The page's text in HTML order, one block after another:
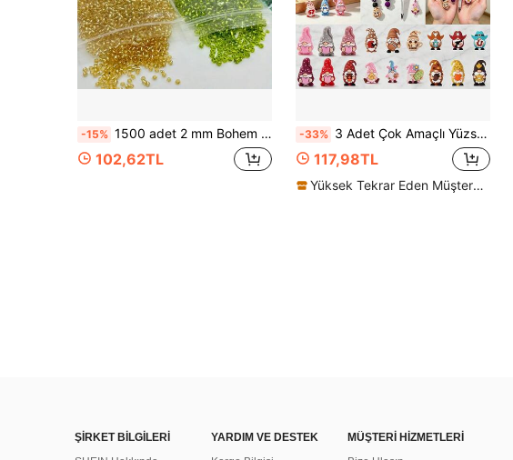
-15% 1500 adet 2 mm Bohem Cam Boncuk, 22 Renk Yüksek Kaliteli Dekoratif Boncuklar, Takı Yapımı, Kendin Yap, Unisex Bilezikler, Kolyeler, El Sanatları Malzemeleri
102,62TL
-33% 3 Adet Çok Amaçlı Yüzsüz Cüce Silikon Boncuk, Tatil/Profesyonel/Günlük Stiller, Yetişkinler İçin El Yapımı DIY Noel Tatil Hediyesi Yapımı, Ev Dekoru ve Diğer Yaratıcı El Sanatları İçin Uygun
117,98TL
Yüksek Tekrar Eden Müşteriler
ŞİRKET BİLGİLERİ
YARDIM VE DESTEK
MÜŞTERİ HİZMETLERİ